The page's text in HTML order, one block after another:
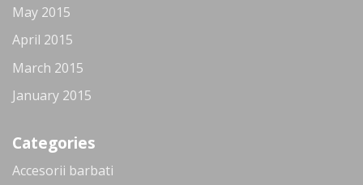
May 2015
April 2015
March 2015
January 2015
Categories
Accesorii barbati